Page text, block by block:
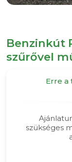
Benzinkút
szűrővel
Erre a
szükséges